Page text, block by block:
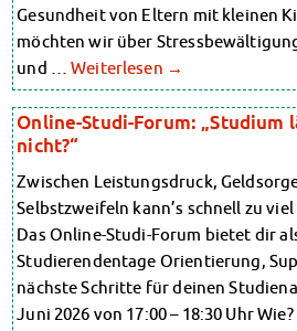
Gesundheit von Eltern mit kleinen
möchten wir über
und …Weiterlesen →
Online-Studi-Forum:
nicht?“
Zwischen Leistungsdruck,
Selbstzweifeln kann’s schnell zu
Das Online-Studi-Forum bietet dir
Studierendentage Orientierung,
nächste Schritte für deinen
Juni 2026 von 17:00 – 18:30 Uhr